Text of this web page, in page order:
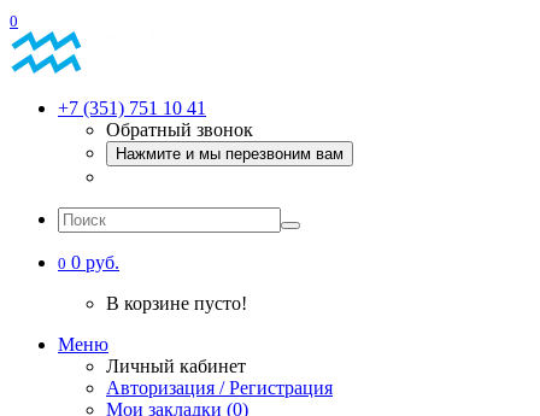
0
+7 (351) 751 10 41
Обратный звонок
Нажмите и мы перезвоним вам
0 0 руб.
В корзине пусто!
Меню
Личный кабинет
Авторизация / Регистрация
Мои закладки (0)